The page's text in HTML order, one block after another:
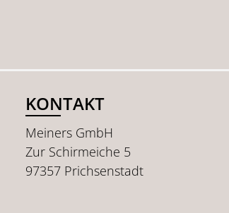
KONTAKT
Meiners GmbH
Zur Schirmeiche 5
97357 Prichsenstadt